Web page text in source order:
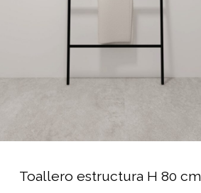
Toallero estructura H 80 cm